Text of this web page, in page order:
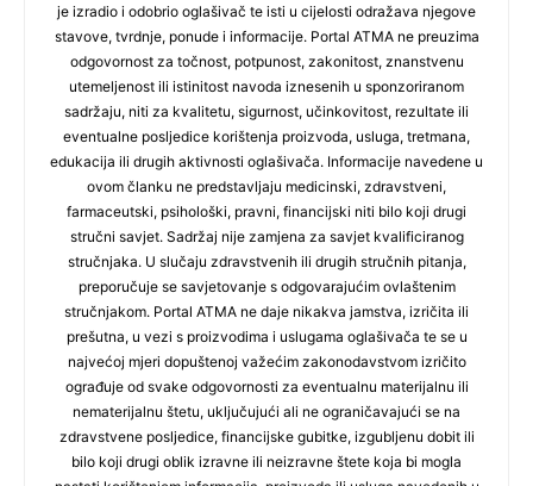
je izradio i odobrio oglašivač te isti u cijelosti odražava njegove
stavove, tvrdnje, ponude i informacije. Portal ATMA ne preuzima
odgovornost za točnost, potpunost, zakonitost, znanstvenu
utemeljenost ili istinitost navoda iznesenih u sponzoriranom
sadržaju, niti za kvalitetu, sigurnost, učinkovitost, rezultate ili
eventualne posljedice korištenja proizvoda, usluga, tretmana,
edukacija ili drugih aktivnosti oglašivača. Informacije navedene u
ovom članku ne predstavljaju medicinski, zdravstveni,
farmaceutski, psihološki, pravni, financijski niti bilo koji drugi
stručni savjet. Sadržaj nije zamjena za savjet kvalificiranog
stručnjaka. U slučaju zdravstvenih ili drugih stručnih pitanja,
preporučuje se savjetovanje s odgovarajućim ovlaštenim
stručnjakom. Portal ATMA ne daje nikakva jamstva, izričita ili
prešutna, u vezi s proizvodima i uslugama oglašivača te se u
najvećoj mjeri dopuštenoj važećim zakonodavstvom izričito
ograđuje od svake odgovornosti za eventualnu materijalnu ili
nematerijalnu štetu, uključujući ali ne ograničavajući se na
zdravstvene posljedice, financijske gubitke, izgubljenu dobit ili
bilo koji drugi oblik izravne ili neizravne štete koja bi mogla